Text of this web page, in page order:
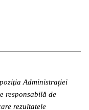
Administrației
responsabilă de
rezultatele